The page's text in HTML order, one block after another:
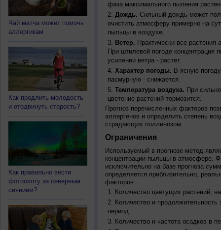
Чай матча может помочь
аллергикам
Как продлить молодость
и отодвинуть старость?
Как правильно вести
фотоохоту за северным
сиянием?
фаза максимального пыления
Дождь. Сильный дождь может
очистить атмосферу примерно на
пыльцы в воздухе.
Ветер. Практически все
При штилевой погоде
усилении ветра - растет.
Характер погоды. В ясную
пасмурную - снижается.
Температура воздуха. При
цветение растений тормозится.
Прогноз перечисленных факторов
аллергенов и определить степень
страдающих поллинозом.
Ограничения
Используемый в прогнозе метод
концентрации пыльцы в атмосфере.
исключительно на базе прогноза
определяется приблизительно,
факторов:
Количество цветущих растений,
Количество и продолжительность
период
Количество и частота осадков в